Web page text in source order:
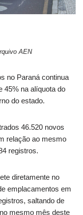
AEN
no Paraná continua
45% na alíquota do
do estado.
46.520 novos
relação ao mesmo
registros.
diretamente no
emplacamentos em
saltando de
mesmo mês deste